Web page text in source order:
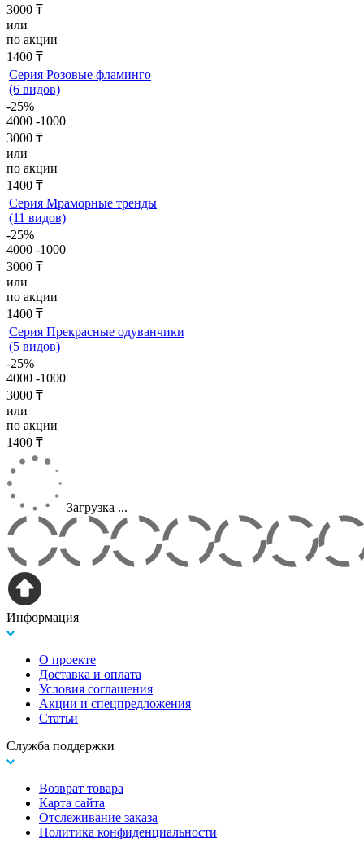
3000 ₸
или
по акции
1400 ₸
Серия Розовые фламинго
(6 видов)
-25%
4000 -1000
3000 ₸
или
по акции
1400 ₸
Серия Мраморные тренды
(11 видов)
-25%
4000 -1000
3000 ₸
или
по акции
1400 ₸
Серия Прекрасные одуванчики
(5 видов)
-25%
4000 -1000
3000 ₸
или
по акции
1400 ₸
Загрузка ...
Информация
О проекте
Доставка и оплата
Условия соглашения
Акции и спецпредложения
Статьи
Служба поддержки
Возврат товара
Карта сайта
Отслеживание заказа
Политика конфиденциальности